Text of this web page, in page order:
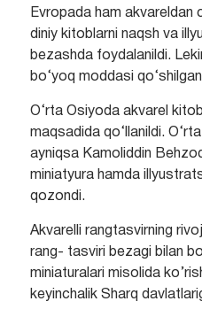
Evropada ham akvareldan
diniy kitoblarni naqsh va
bezashda foydalanildi.
bo‘yoq moddasi
O‘rta Osiyoda akvarel
maqsadida qo‘llanildi.
ayniqsa Kamoliddin
miniatyura hamda
qozondi.
Akvarelli rangtasvirning
rang- tasviri bezagi bilan
miniaturalari misolida
keyinchalik Sharq